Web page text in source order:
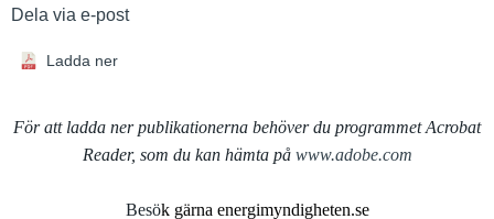
Dela via e-post
Ladda ner
För att ladda ner publikationerna behöver du programmet Acrobat
Reader, som du kan hämta på www.adobe.com
Besök gärna energimyndigheten.se